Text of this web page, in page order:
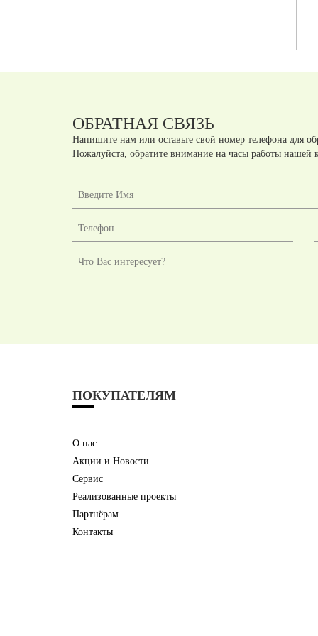
ОБРАТНАЯ СВЯЗЬ
Напишите нам или оставьте свой номер телефона для
Пожалуйста, обратите внимание на часы работы нашей
ПОКУПАТЕЛЯМ
О нас
Акции и Новости
Сервис
Реализованные проекты
Партнёрам
Контакты